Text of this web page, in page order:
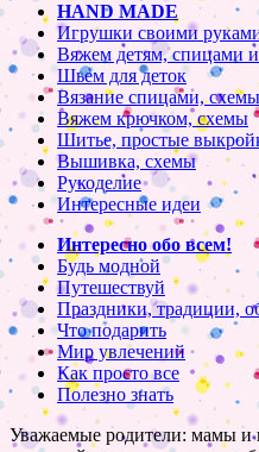
HAND MADE
Игрушки своими
Вяжем детям, спицами
Шьем для деток
Вязание спицами, схемы
Вяжем крючком, схемы
Шитье, простые
Вышивка, схемы
Рукоделие
Интересные идеи
Интересно обо всем!
Будь модной
Путешествуй
Праздники, традиции,
Что подарить
Мир увлечений
Как просто все
Полезно знать
Уважаемые родители: мамы и